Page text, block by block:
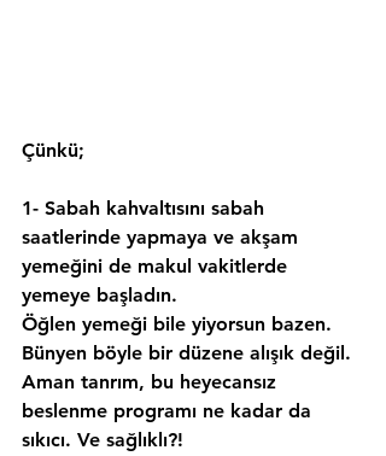
Çünkü;
1- Sabah kahvaltısını sabah
saatlerinde yapmaya ve akşam
yemeğini de makul vakitlerde
yemeye başladın.
Öğlen yemeği bile yiyorsun bazen.
Bünyen böyle bir düzene alışık değil.
Aman tanrım, bu heyecansız
beslenme programı ne kadar da
sıkıcı. Ve sağlıklı?!